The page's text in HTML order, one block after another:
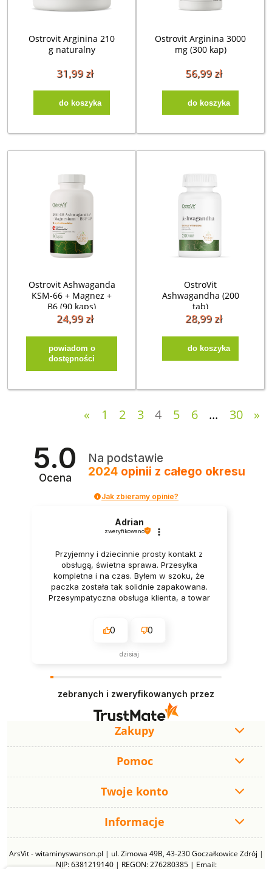
Ostrovit Arginina 210
g naturalny
31,99 zł
do koszyka
Ostrovit Arginina 3000
mg (300 kap)
56,99 zł
do koszyka
Ostrovit Ashwaganda
KSM-66 + Magnez +
B6 (90 kaps)
24,99 zł
powiadom o
dostępności
OstroVit
Ashwagandha (200
tab)
28,99 zł
do koszyka
« 1 2 3 4 5 6 ... 30 »
5.0
Ocena
Na podstawie
2024 opinii z całego okresu
Jak zbieramy opinie?
Adrian
zweryfikowano
Przyjemny i dziecinnie prosty kontakt z
obsługą, świetna sprawa. Przesyłka
kompletna i na czas. Byłem w szoku, że
paczka została tak solidnie zapakowana.
Przesympatyczna obsługa klienta, a towar
0 0
dzisiaj
zebranych i zweryfikowanych przez
Zakupy
Pomoc
Twoje konto
Informacje
ArsVit - witaminyswanson.pl | ul. Zimowa 49B, 43-230 Goczałkowice Zdrój |
NIP: 6381219140 | REGON: 276280385 | Email: